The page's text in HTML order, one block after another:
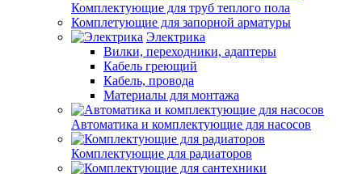
Комплектующие для труб теплого пола
Комплетующие для запорной арматуры
Электрика
Вилки, переходники, адаптеры
Кабель греющий
Кабель, провода
Материалы для монтажа
Автоматика и комплектующие для насосов
Комплектующие для радиаторов